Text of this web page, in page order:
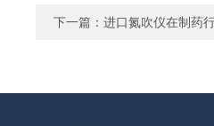
下一篇： 进口氮吹仪在制药